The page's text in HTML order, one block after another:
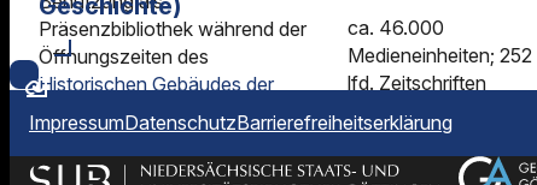
Präsenzbibliothek während der
Öffnungszeiten des
Historischen Gebäudes der
SUB Göttingen
Ausleihe nur für
Institutsangehörige.
ca. 46.000
Medieneinheiten; 252
lfd. Zeitschriften
Geschichte)
Bibliothekssigel
7/164
ImpressumDatenschutzBarrierefreiheitserklärung